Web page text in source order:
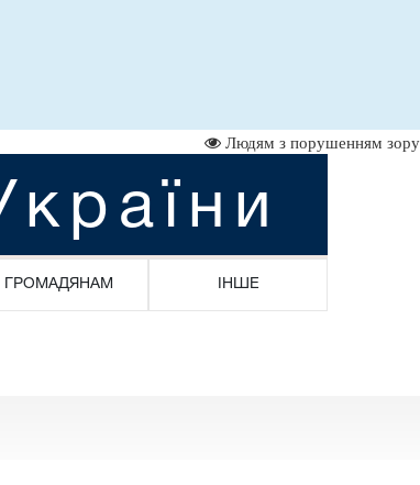
Людям з порушенням зору
ГРОМАДЯНАМ ІНШЕ